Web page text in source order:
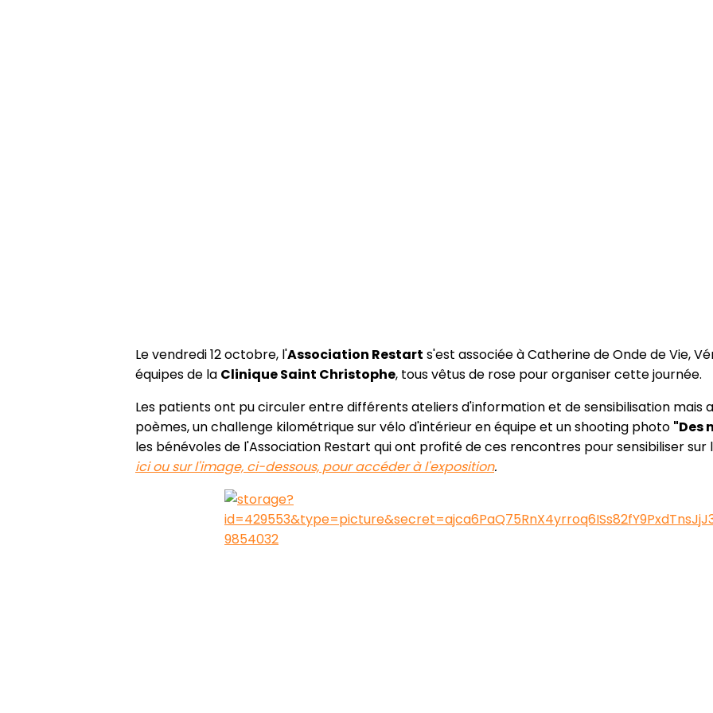
Le vendredi 12 octobre, l'Association Restart s'est associée à Catherine de Onde de Vie,
équipes de la Clinique Saint Christophe, tous vêtus de rose pour organiser cette journée.
Les patients ont pu circuler entre différents ateliers d'information et de sensibilisation mais
poèmes, un challenge kilométrique sur vélo d'intérieur en équipe et un shooting photo "Des
les bénévoles de l'Association Restart qui ont profité de ces rencontres pour sensibiliser sur
ici ou sur l'image, ci-dessous, pour accéder à l'exposition.